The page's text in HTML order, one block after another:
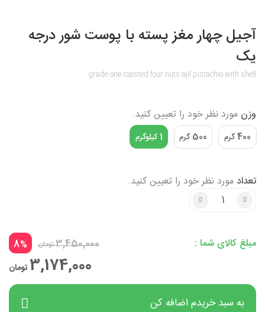
آجیل چهار مغز پسته با پوست شور درجه
یک
grade one roasted four nuts ajil pistachio with shell
وزن مورد نظر خود را تعیین کنید.
400گرم 500 گرم 1 کیلوگرم
تعدادمورد نظر خود را تعیین کنید.
مبلغ کالای شما : 3,450,000تومان %
8
3,174,000 تومان
به سبد خریدم اضافه کن